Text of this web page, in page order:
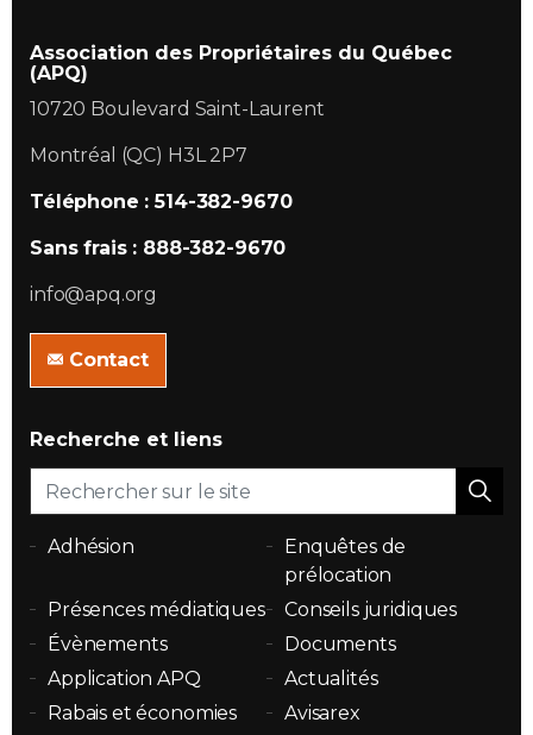
Association des Propriétaires du Québec
(APQ)
10720 Boulevard Saint-Laurent
Montréal (QC) H3L 2P7
Téléphone : 514-382-9670
Sans frais : 888-382-9670
info@apq.org
Contact
Recherche et liens
Adhésion
Enquêtes de
prélocation
Présences médiatiques
Conseils juridiques
Évènements
Documents
Application APQ
Actualités
Rabais et économies
Avisarex